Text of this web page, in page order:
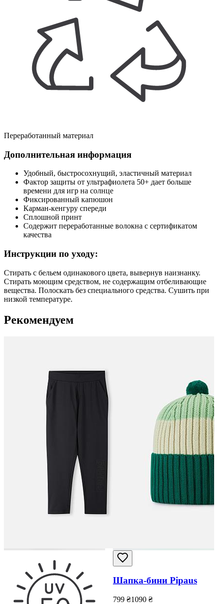
Переработанный материал
Дополнительная информация
Удобный, быстросохнущий, эластичный материал
Фактор защиты от ультрафиолета 50+ дает больше
времени для игр на солнце
Фиксированный капюшон
Карман-кенгуру спереди
Сплошной принт
Содержит переработанные волокна с сертификатом
качества
Инструкции по уходу:
Стирать с бельем одинакового цвета, вывернув наизнанку.
Стирать моющим средством, не содержащим отбеливающие
вещества. Полоскать без специального средства. Сушить при
низкой температуре.
Рекомендуем
Шапка-бини Pipaus
799 ₴1090 ₴